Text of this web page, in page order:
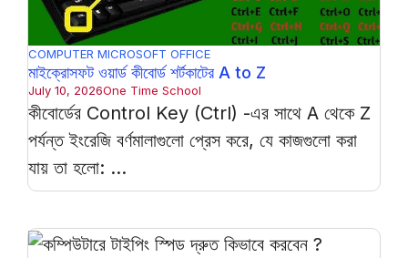
COMPUTER MICROSOFT OFFICE
মাইক্রোসফট ওয়ার্ড কীবোর্ড শর্টকাটের A to Z
July 10, 2026One Time School
কীবোর্ডের Control Key (Ctrl) -এর সাথে A থেকে Z
পর্যন্ত ইংরেজি বর্ণমালাগুলো প্রেস করে, যে কাজগুলো করা
যায় তা হলো: ...